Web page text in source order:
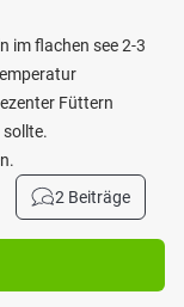
im flachen see 2-3
Füttern
2 Beiträge